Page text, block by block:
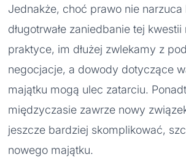
Jednakże, choć prawo nie
długotrwałe zaniedbanie tej
praktyce, im dłużej zwlekamy z
negocjacje, a dowody dotyczące
majątku mogą ulec zatarciu.
międzyczasie zawrze nowy
jeszcze bardziej skomplikować,
nowego majątku.